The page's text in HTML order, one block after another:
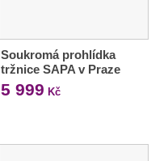
Soukromá prohlídka
tržnice SAPA v Praze
5 999 Kč